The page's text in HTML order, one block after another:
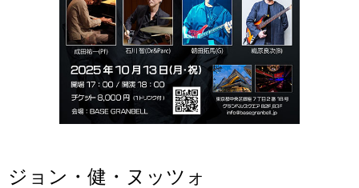
ジョン・健・ヌッツォ